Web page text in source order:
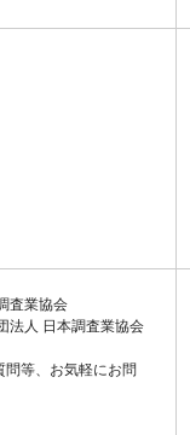
査業協会
法人 日本調査業協会
問等、お気軽にお問